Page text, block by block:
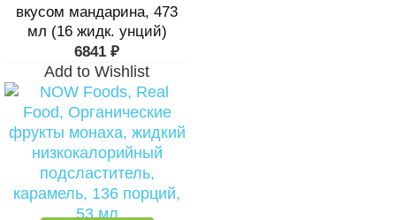
вкусом мандарина, 473
мл (16 жидк. унций)
6841 ₽
Add to Wishlist